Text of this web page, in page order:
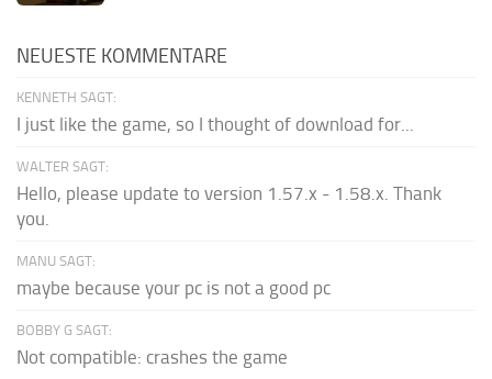
NEUESTE KOMMENTARE
KENNETH SAGT:
I just like the game, so I thought of download for...
WALTER SAGT:
Hello, please update to version 1.57.x - 1.58.x. Thank
you.
MANU SAGT:
maybe because your pc is not a good pc
BOBBY G SAGT:
Not compatible: crashes the game